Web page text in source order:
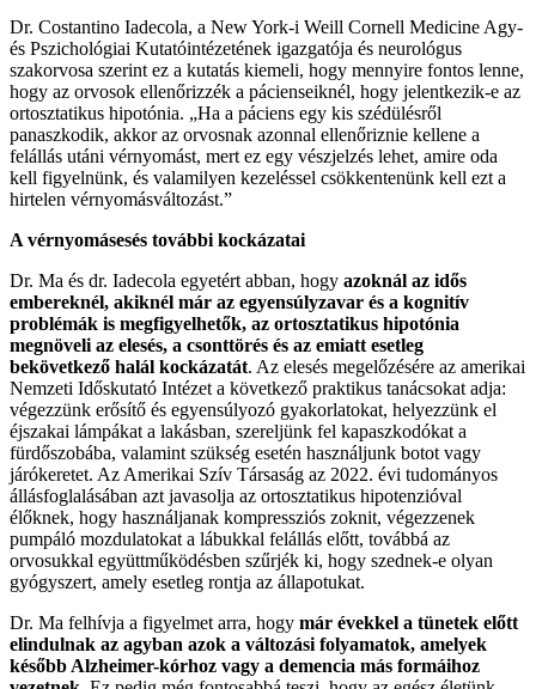
Dr. Costantino Iadecola, a New York-i Weill Cornell Medicine Agy-
és Pszichológiai Kutatóintézetének igazgatója és neurológus
szakorvosa szerint ez a kutatás kiemeli, hogy mennyire fontos lenne,
hogy az orvosok ellenőrizzék a pácienseiknél, hogy jelentkezik-e az
ortosztatikus hipotónia. „Ha a páciens egy kis szédülésről
panaszkodik, akkor az orvosnak azonnal ellenőriznie kellene a
felállás utáni vérnyomást, mert ez egy vészjelzés lehet, amire oda
kell figyelnünk, és valamilyen kezeléssel csökkentenünk kell ezt a
hirtelen vérnyomásváltozást.”
A vérnyomásesés további kockázatai
Dr. Ma és dr. Iadecola egyetért abban, hogy azoknál az idős
embereknél, akiknél már az egyensúlyzavar és a kognitív
problémák is megfigyelhetők, az ortosztatikus hipotónia
megnöveli az elesés, a csonttörés és az emiatt esetleg
bekövetkező halál kockázatát. Az elesés megelőzésére az amerikai
Nemzeti Időskutató Intézet a következő praktikus tanácsokat adja:
végezzünk erősítő és egyensúlyozó gyakorlatokat, helyezzünk el
éjszakai lámpákat a lakásban, szereljünk fel kapaszkodókat a
fürdőszobába, valamint szükség esetén használjunk botot vagy
járókeretet. Az Amerikai Szív Társaság az 2022. évi tudományos
állásfoglalásában azt javasolja az ortosztatikus hipotenzióval
élőknek, hogy használjanak kompressziós zoknit, végezzenek
pumpáló mozdulatokat a lábukkal felállás előtt, továbbá az
orvosukkal együttműködésben szűrjék ki, hogy szednek-e olyan
gyógyszert, amely esetleg rontja az állapotukat.
Dr. Ma felhívja a figyelmet arra, hogy már évekkel a tünetek előtt
elindulnak az agyban azok a változási folyamatok, amelyek
később Alzheimer-kórhoz vagy a demencia más formáihoz